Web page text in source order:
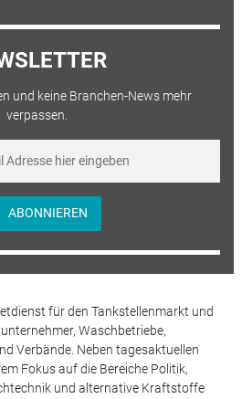
und keine Branchen-News mehr
verpassen.
ABONNIEREN
für den Tankstellenmarkt und
Waschbetriebe,
Verbände. Neben tagesaktuellen
Fokus auf die Bereiche Politik,
und alternative Kraftstoffe